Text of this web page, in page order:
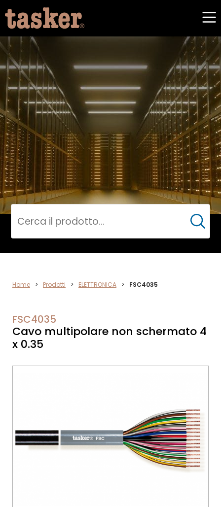
DATA
Cerca
Home > Prodotti > ELETTRONICA > FSC4035
FSC4035
Cavo multipolare non schermato 4
x 0.35